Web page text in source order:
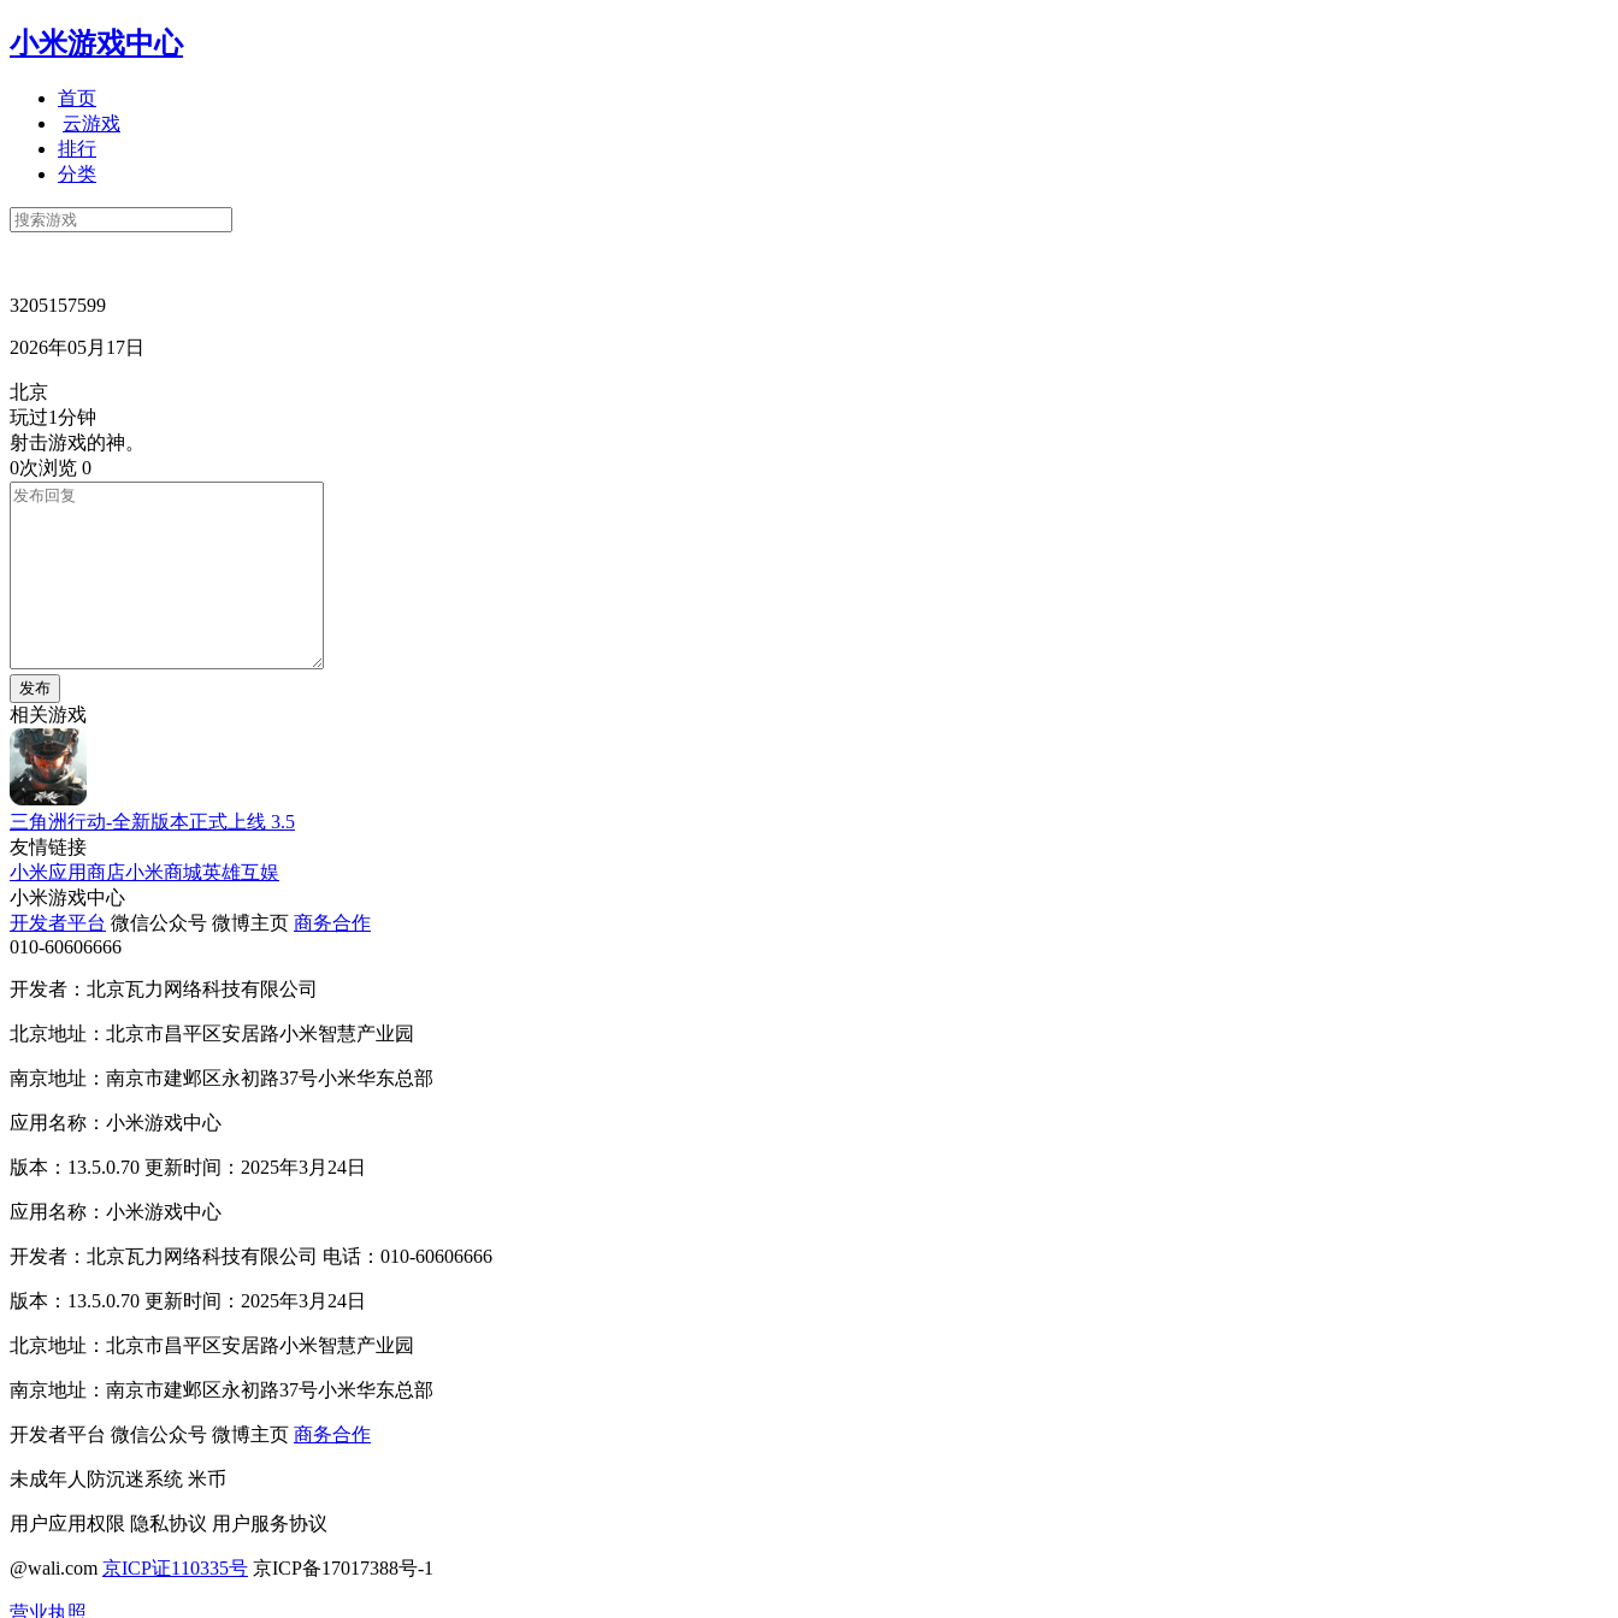
小米游戏中心
首页
云游戏
排行
分类
3205157599
2026年05月17日
北京
玩过1分钟
射击游戏的神。
0次浏览 0
发布
相关游戏
三角洲行动-全新版本正式上线 3.5
友情链接
小米应用商店小米商城英雄互娱
小米游戏中心
开发者平台 微信公众号 微博主页 商务合作
010-60606666
开发者：北京瓦力网络科技有限公司
北京地址：北京市昌平区安居路小米智慧产业园
南京地址：南京市建邺区永初路37号小米华东总部
应用名称：小米游戏中心
版本：13.5.0.70 更新时间：2025年3月24日
应用名称：小米游戏中心
开发者：北京瓦力网络科技有限公司 电话：010-60606666
版本：13.5.0.70 更新时间：2025年3月24日
北京地址：北京市昌平区安居路小米智慧产业园
南京地址：南京市建邺区永初路37号小米华东总部
开发者平台 微信公众号 微博主页 商务合作
未成年人防沉迷系统 米币
用户应用权限 隐私协议 用户服务协议
@wali.com 京ICP证110335号 京ICP备17017388号-1
营业执照